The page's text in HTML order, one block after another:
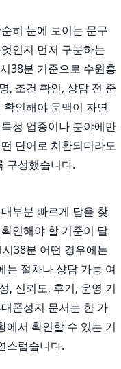
히 눈에 보이는 문구
인지 먼저 구분하는
38분 기준으로 수원흥
, 조건 확인, 상담 전 준
인해야 문맥이 자연
정 업종이나 분야에만
단어로 치환되더라도
구성했습니다.
부분 빠르게 답을 찾
인해야 할 기준이 달
38분 어떤 경우에는
는 절차나 상담 가능 여
, 신뢰도, 후기, 운영 기
폰성지 문서는 한 가
에서 확인할 수 있는 기
스럽습니다.